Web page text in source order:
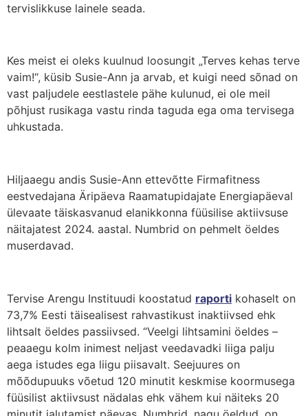
tervislikkuse lainele seada.
Kes meist ei oleks kuulnud loosungit „Terves kehas terve
vaim!“, küsib Susie-Ann ja arvab, et kuigi need sõnad on
vast paljudele eestlastele pähe kulunud, ei ole meil
põhjust rusikaga vastu rinda taguda ega oma tervisega
uhkustada.
Hiljaaegu andis Susie-Ann ettevõtte Firmafitness
eestvedajana Äripäeva Raamatupidajate Energiapäeval
ülevaate täiskasvanud elanikkonna füüsilise aktiivsuse
näitajatest 2024. aastal. Numbrid on pehmelt öeldes
muserdavad.
Tervise Arengu Instituudi koostatud raporti kohaselt on
73,7% Eesti täisealisest rahvastikust inaktiivsed ehk
lihtsalt öeldes passiivsed. “Veelgi lihtsamini öeldes –
peaaegu kolm inimest neljast veedavadki liiga palju
aega istudes ega liigu piisavalt. Seejuures on
mõõdupuuks võetud 120 minutit keskmise koormusega
füüsilist aktiivsust nädalas ehk vähem kui näiteks 20